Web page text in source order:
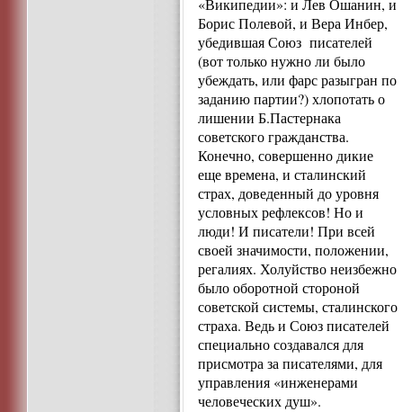
«Википедии»: и Лев Ошанин, и
Борис Полевой, и Вера Инбер,
убедившая Союз писателей
(вот только нужно ли было
убеждать, или фарс разыгран по
заданию партии?) хлопотать о
лишении Б.Пастернака
советского гражданства.
Конечно, совершенно дикие
еще времена, и сталинский
страх, доведенный до уровня
условных рефлексов! Но и
люди! И писатели! При всей
своей значимости, положении,
регалиях. Холуйство неизбежно
было оборотной стороной
советской системы, сталинского
страха. Ведь и Союз писателей
специально создавался для
присмотра за писателями, для
управления «инженерами
человеческих душ».